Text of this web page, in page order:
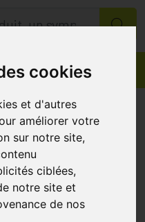
cookies
et d'autres
améliorer votre
sur notre site,
ciblées,
notre site et
de nos
Produits
La 30